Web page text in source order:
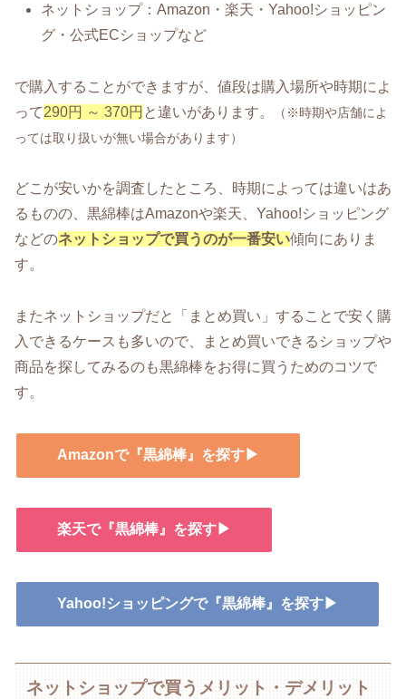
ネットショップ：Amazon・楽天・Yahoo!ショッピン
グ・公式ECショップなど
で購入することができますが、値段は購入場所や時期によ
って290円 ～ 370円 と違いがあります。
（※時期や店舗によ
っては取り扱いが無い場合があります）
どこが安いかを調査したところ、時期によっては違いはあ
るものの、黒綿棒はAmazonや楽天、Yahoo!ショッピング
などのネットショップで買うのが一番安い傾向にありま
す。
またネットショップだと「まとめ買い」することで安く購
入できるケースも多いので、まとめ買いできるショップや
商品を探してみるのも黒綿棒をお得に買うためのコツで
す。
Amazonで『黒綿棒』を探す▶
楽天で『黒綿棒』を探す▶
Yahoo!ショッピングで『黒綿棒』を探す▶
ネットショップで買うメリット・デメリット